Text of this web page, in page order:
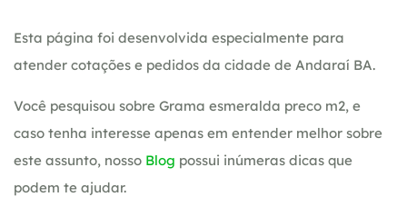
Esta página foi desenvolvida especialmente para
atender cotações e pedidos da cidade de Andaraí BA.
Você pesquisou sobre Grama esmeralda preco m2, e
caso tenha interesse apenas em entender melhor sobre
este assunto, nosso Blog possui inúmeras dicas que
podem te ajudar.